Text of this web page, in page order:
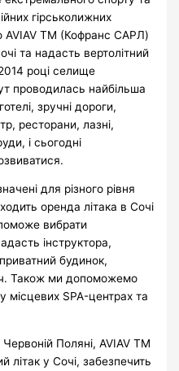
гірськолижних
AVIAV TM (Кофранс САРЛ)
та надасть вертолітний
році селище
проводилась найбільша
зручні дороги,
ресторани, лазні,
і сьогодні
для різного рівня
оренда літака в Сочі
вибрати
інструктора,
будинок,
Також ми допоможемо
місцевих SPA-центрах та
Поляні, AVIAV TM
літак у Сочі, забезпечить